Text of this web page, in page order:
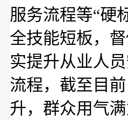
服务流程等“硬
全技能短板，
实提升从业人
流程，截至目
升，群众用气